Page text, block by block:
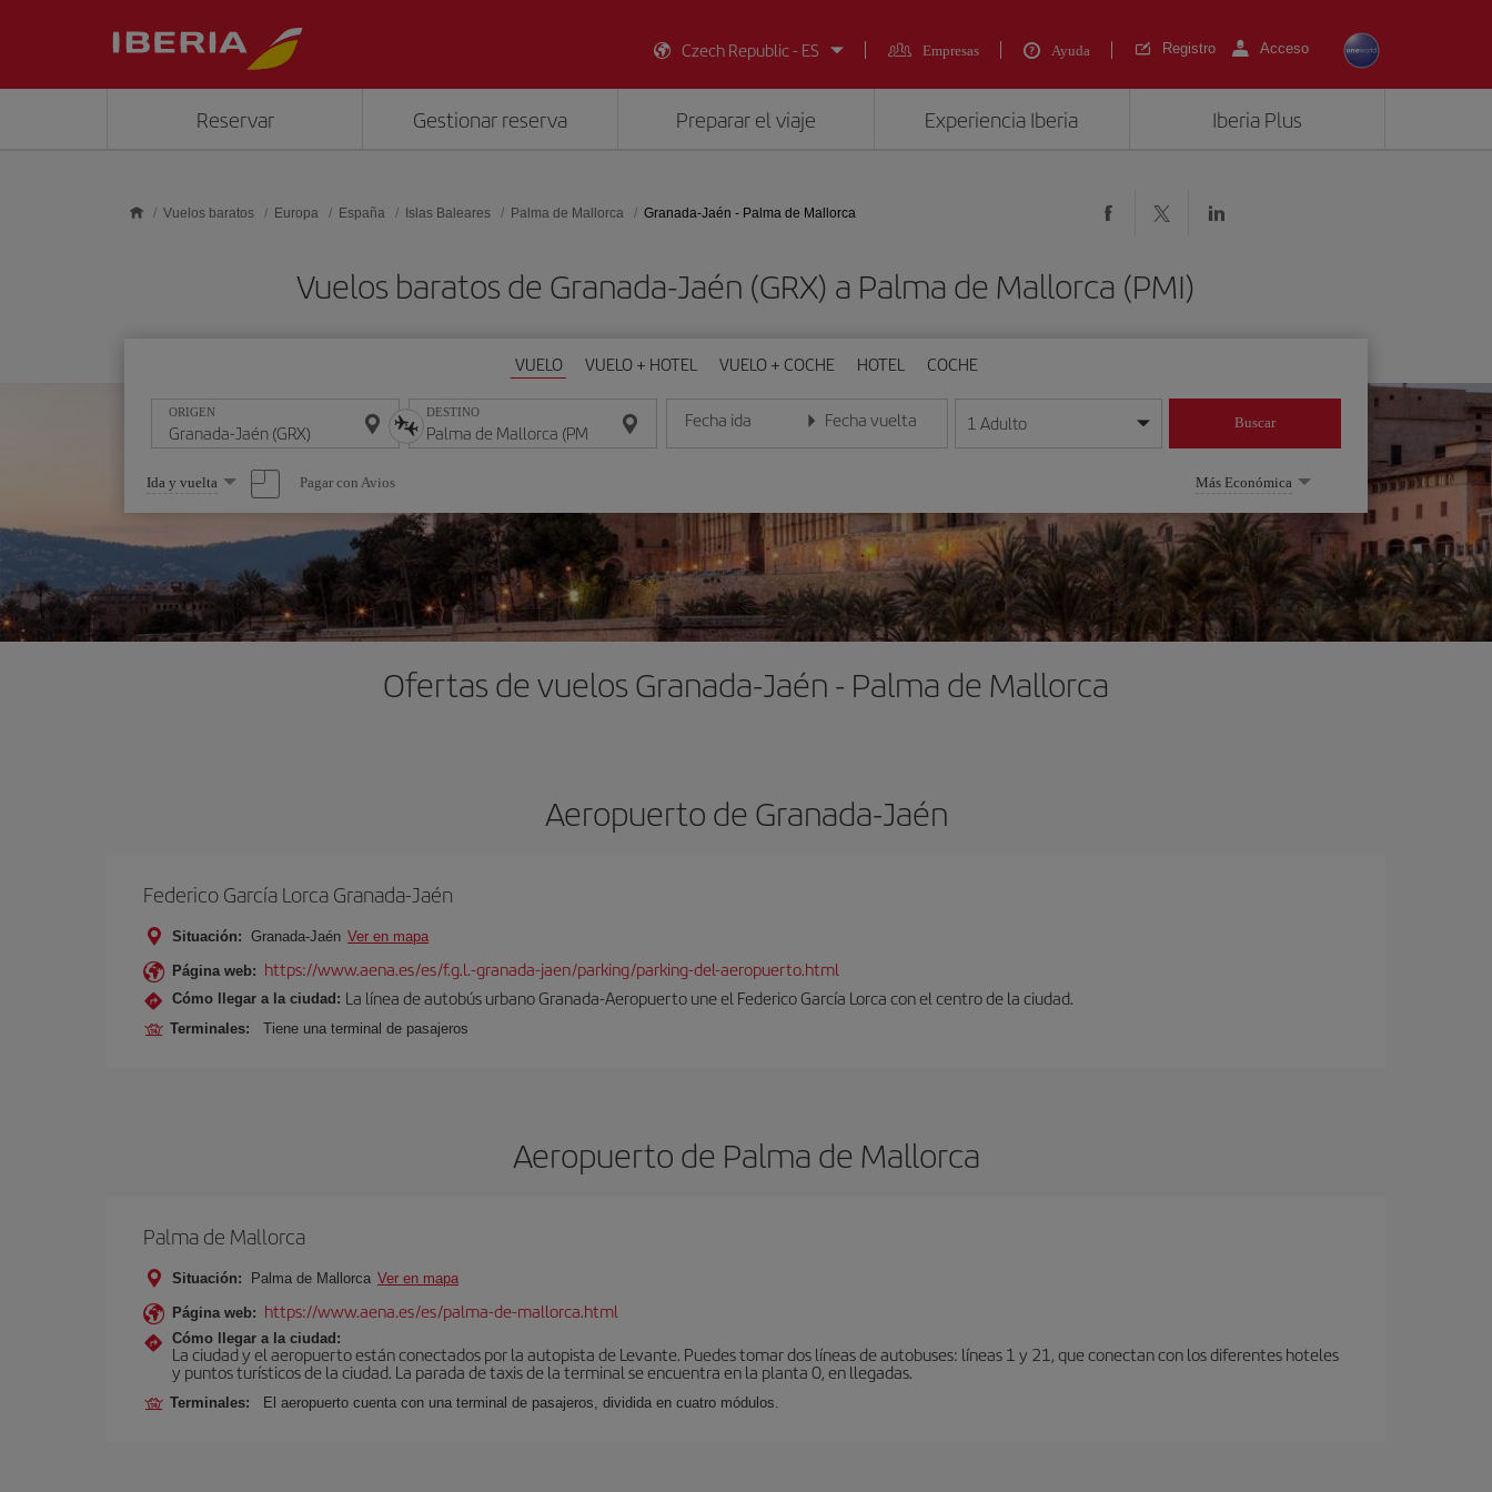
Czech Republic - ES
Empresas Ayuda Registro Acceso
Reservar Gestionar reserva Preparar el viaje Experiencia Iberia Iberia Plus
Vuelos baratos Europa España Islas Baleares Palma de Mallorca Granada-Jaén - Palma de Mallorca
Vuelos baratos de Granada-Jaén (GRX) a Palma de Mallorca (PMI)
VUELO VUELO + HOTEL VUELO + COCHE HOTEL COCHE
ORIGEN DESTINO Fecha ida
Introduce la fecha en formato día/mes/año
Fecha vuelta
Introduce la fecha en formato día/mes/año
1 Adulto Buscar
Seleccione
una
opción
Ida y vuelta Pagar con Avios Más Económica
Ofertas de vuelos Granada-Jaén - Palma de Mallorca
Aeropuerto de Granada-Jaén
Federico García Lorca Granada-Jaén
Situación: Granada-Jaén Ver en mapa
Página web: https://www.aena.es/es/f.g.l.-granada-jaen/parking/parking-del-aeropuerto.html
Cómo llegar a la ciudad: La línea de autobús urbano Granada-Aeropuerto une el Federico García Lorca con el centro de la ciudad.
Terminales: Tiene una terminal de pasajeros
Aeropuerto de Palma de Mallorca
Palma de Mallorca
Situación: Palma de Mallorca Ver en mapa
Página web: https://www.aena.es/es/palma-de-mallorca.html
Cómo llegar a la ciudad:
La ciudad y el aeropuerto están conectados por la autopista de Levante. Puedes tomar dos líneas de autobuses: líneas 1 y 21, que conectan con los diferentes hoteles
y puntos turísticos de la ciudad. La parada de taxis de la terminal se encuentra en la planta 0, en llegadas.
Terminales: El aeropuerto cuenta con una terminal de pasajeros, dividida en cuatro módulos.